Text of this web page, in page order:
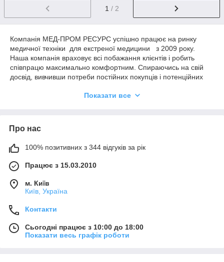
1 / 2
Компанія МЕД-ПРОМ РЕСУРС успішно працює на ринку
медичної техніки для екстреної медицини з 2009 року.
Наша компанія враховує всі побажання клієнтів і робить
співпрацю максимально комфортним. Спираючись на свій
досвід, вивчивши потреби постійних покупців і потенційних
Наші співробітники технічно грамотні і мають
запасу товару
Доставка товару до транспортної компанії (за умови
доставки за регіонами )
Наш Клієнт може бути впевнений, що замовлення «прийде»
вчасно і в належному вигляді. Ми робимо ставку на
Показати все
Про нас
100% позитивних з 344 відгуків за рік
Працює з 15.03.2010
м. Київ
Київ, Україна
Контакти
Сьогодні працює з 10:00 до 18:00
Показати весь графік роботи